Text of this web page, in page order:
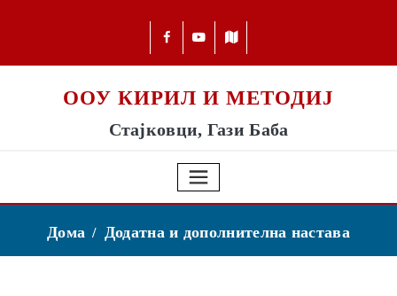
ООУ КИРИЛ И МЕТОДИЈ
Стајковци, Гази Баба
Дома Додатна и дополнителна настава